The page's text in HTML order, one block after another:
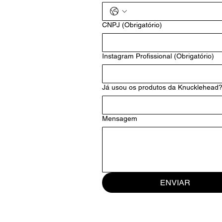
CNPJ (Obrigatório)
Instagram Profissional (Obrigatório)
Já usou os produtos da Knucklehead?
Mensagem
ENVIAR